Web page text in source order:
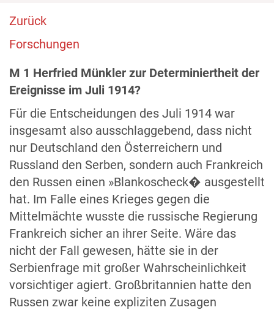
Zurück
Forschungen
M 1 Herfried Münkler zur Determiniertheit der
Ereignisse im Juli 1914?
Für die Entscheidungen des Juli 1914 war
insgesamt also ausschlaggebend, dass nicht
nur Deutschland den Österreichern und
Russland den Serben, sondern auch Frankreich
den Russen einen »Blankoscheck� ausgestellt
hat. Im Falle eines Krieges gegen die
Mittelmächte wusste die russische Regierung
Frankreich sicher an ihrer Seite. Wäre das
nicht der Fall gewesen, hätte sie in der
Serbienfrage mit großer Wahrscheinlichkeit
vorsichtiger agiert. Großbritannien hatte den
Russen zwar keine expliziten Zusagen